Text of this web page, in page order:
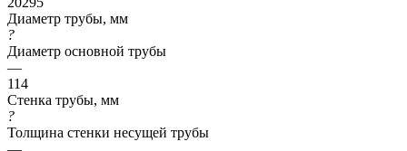
Диаметр трубы, мм
?
Диаметр основной трубы
—
114
Стенка трубы, мм
?
Толщина стенки несущей трубы